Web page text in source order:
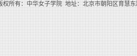
权所有：中华女子学院 地址：北京市朝阳区育慧